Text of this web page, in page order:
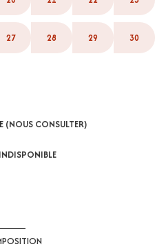
27 28 29 30
(NOUS CONSULTER)